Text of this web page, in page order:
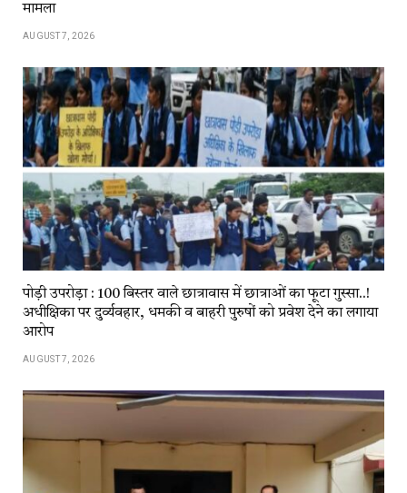
मामला
AUGUST 7, 2026
पोड़ी उपरोड़ा : 100 बिस्तर वाले छात्रावास में छात्राओं का फूटा गुस्सा..!
अधीक्षिका पर दुर्व्यवहार, धमकी व बाहरी पुरुषों को प्रवेश देने का लगाया
आरोप
AUGUST 7, 2026